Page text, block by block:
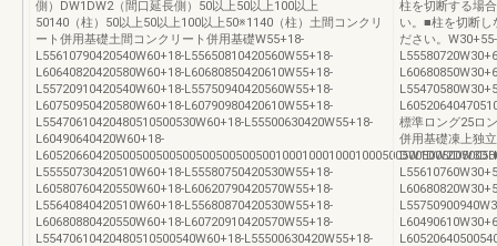
側）DW1DW2（間口延長側）50以上50以上100以上
50140（柱）50以上50以上100以上50※1140（柱）土間コンクリ
ート併用基礎土間コンクリート併用基礎W55+18-
L55610790420540W60+18-L55650810420560W55+18-
L60640820420580W60+18-L60680850420610W55+18-
L55720910420540W60+18-L55750940420560W55+18-
L60750950420580W60+18-L60790980420610W55+18-
L55470610420480510500530W60+18-L55500630420W55+18-
L60490640420W60+18-
L55550730420510W60+18-L55580750420530W55+18-
L60580760420550W60+18-L60620790420570W55+18-
L55640840420510W60+18-L55680870420530W55+18-
L60680880420550W60+18-L60720910420570W55+18-
L55470610420480510500540W60+18-L55500630420W55+18-
柱を切断する場
い。■柱を切断し
ださい。
標準ロング25ロ
併用基礎凍上独